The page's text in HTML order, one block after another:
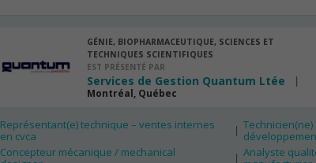
GÉNIE, BIOPHARMACEUTIQUE, SCIENCES ET
TECHNIQUES SCIENTIFIQUES
EST PRÉSENTÉ PAR
Services de Gestion Quantum Ltée
Montréal, Québec
Représentant(e) technique – ventes internes
en cvca
Concepteur mécanique / mechanical
Analyste